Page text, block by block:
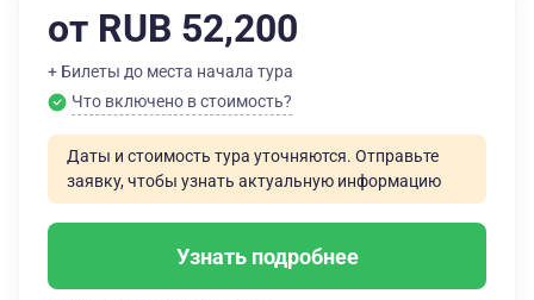
от RUB 52,200
+ Билеты до места начала тура
Что включено в стоимость?
Даты и стоимость тура уточняются. Отправьте
заявку, чтобы узнать актуальную информацию
Узнать подробнее